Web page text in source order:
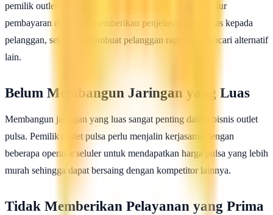
pemilik outlet pulsa yang masih bingung dengan prosedur
pembayaran dan tidak memberikan penjelasan yang jelas kepada
pelanggan, sehingga membuat pelanggan ragu dan mencari alternatif
lain.
Belum Membangun Jaringan yang Luas
Membangun jaringan yang luas sangat penting dalam bisnis outlet
pulsa. Pemilik outlet pulsa perlu menjalin kerjasama dengan
beberapa operator seluler untuk mendapatkan harga pulsa yang lebih
murah sehingga dapat bersaing dengan kompetitor lainnya.
Tidak Memberikan Pelayanan yang Prima